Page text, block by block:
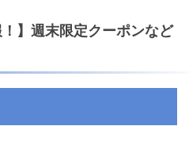
】週末限定クーポンなど